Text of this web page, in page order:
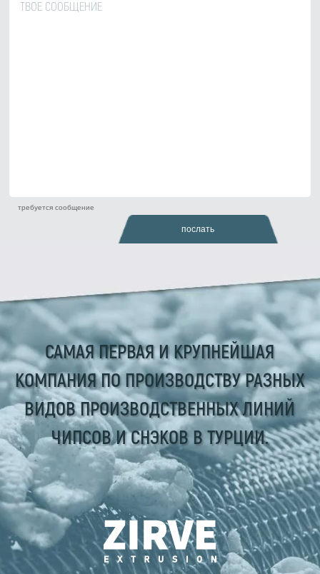
требуется сообщение
послать
САМАЯ ПЕРВАЯ И КРУПНЕЙШАЯ
КОМПАНИЯ ПО ПРОИЗВОДСТВУ РАЗНЫХ
ВИДОВ ПРОИЗВОДСТВЕННЫХ ЛИНИЙ
ЧИПСОВ И СНЭКОВ В ТУРЦИИ.